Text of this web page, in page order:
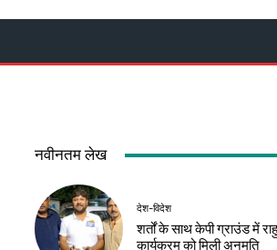
नवीनतम लेख
देश-विदेश
शर्तों के साथ केपी ग्राउंड में
कार्यक्रम को मिली अनुमति